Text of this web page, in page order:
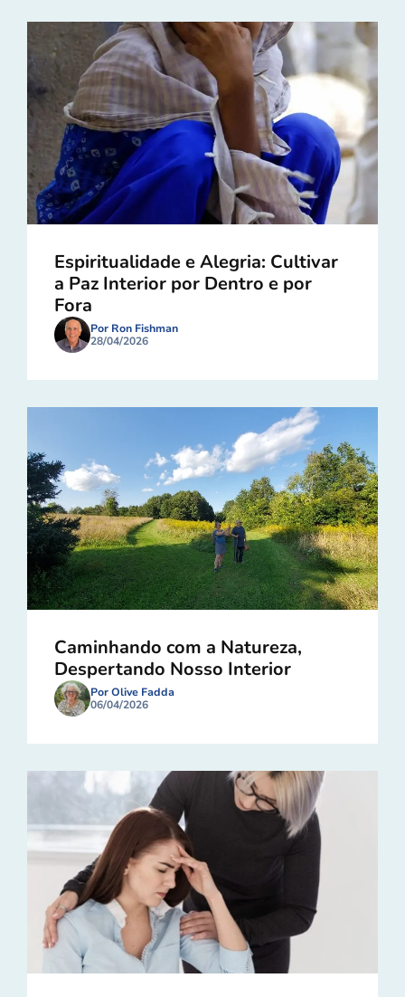
Espiritualidade e Alegria: Cultivar
a Paz Interior por Dentro e por
Fora
Por Ron Fishman
28/04/2026
Caminhando com a Natureza,
Despertando Nosso Interior
Por Olive Fadda
06/04/2026